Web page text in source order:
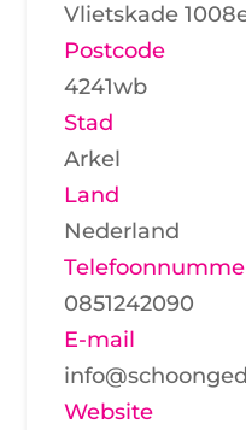
Vlietskade
Postcode
4241wb
Stad
Arkel
Land
Nederland
0851242090
E-mail
Website